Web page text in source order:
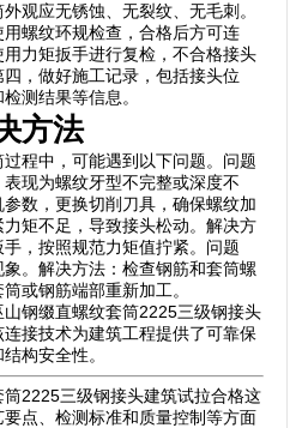
观应无锈蚀、无裂纹、无毛刺。
螺纹环规检查，合格后方可连
力矩扳手进行复检，不合格接头
，做好施工记录，包括接头位
测结果等信息。
方法
程中，可能遇到以下问题。问题
现为螺纹牙型不完整或深度不
数，更换切削刀具，确保螺纹加
矩不足，导致接头松动。解决方
，按照规范力矩值拧紧。问题
。解决方法：检查钢筋和套筒螺
或钢筋端部重新加工。
钢缀直螺纹套筒2225三级钢接头
接技术为建筑工程提供了可靠保
构安全性。
2225三级钢接头建筑试拉合格这
点、检测标准和质量控制等方面